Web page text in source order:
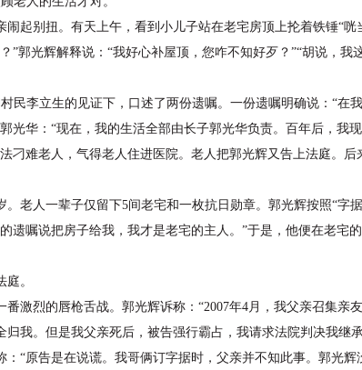
别扭。有天上午，看到小儿子站在老宅房顶上抡着铁锤“咣
”郭光辉解释说：“我好心补屋顶，您咋不知好歹？”“胡说，
李立生的见证下，口述了两份遗嘱。一份遗嘱明确说：“在
光华：“现在，我的生活全部由长子郭光华负责。百年后，我
刁难老人，气得老人住进医院。老人把郭光辉又告上法庭。
老人一辈子仅留下5间老宅和一枚抗日勋章。郭光辉按照“字
遗嘱说把房子给我，我才是老宅的主人。”于是，他便在老宅的
。
烈的唇枪舌战。郭光辉诉称：“2007年4月，我父亲召集亲
我。但是我父亲死后，被告强行霸占，我请求法院判决我继
原告是在说谎。我哥俩订字据时，父亲并不知此事。郭光辉